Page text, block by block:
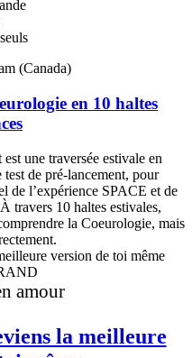
(Canada)
en 10 haltes
une traversée estivale en
de pré-lancement, pour
de l’expérience SPACE et de
travers 10 haltes estivales,
la Coeurologie, mais
amour
la meilleure